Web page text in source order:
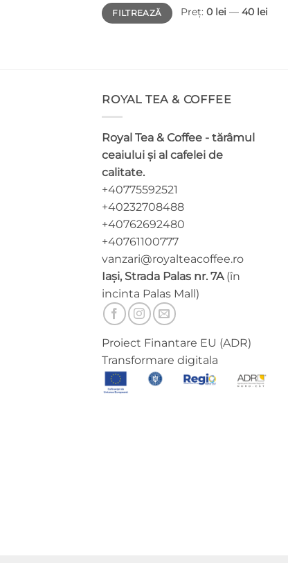
Preț
minim
Preț
maxim
FILTREAZĂ Preț: 0 lei — 40 lei
ROYAL TEA & COFFEE
Royal Tea & Coffee - tărâmul
ceaiului și al cafelei de
calitate.
+40775592521
+40232708488
+40762692480
+40761100777
vanzari@royalteacoffee.ro
Iași, Strada Palas nr. 7A(în
incinta Palas Mall)
Proiect Finantare EU (ADR)
Transformare digitala